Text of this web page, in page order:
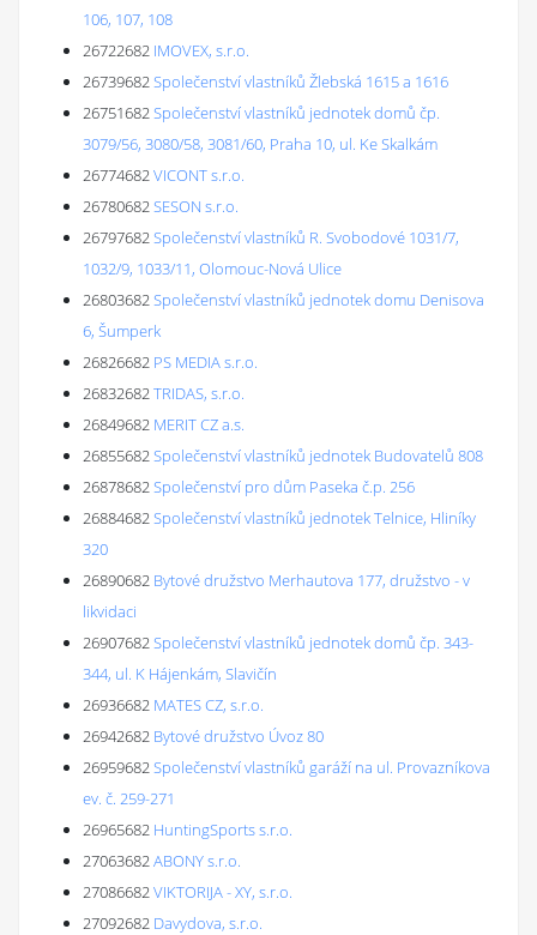
106, 107, 108
26722682 IMOVEX, s.r.o.
26739682Společenství vlastníků Žlebská 1615 a 1616
26751682Společenství vlastníků jednotek domů čp.
3079/56, 3080/58, 3081/60, Praha 10, ul. Ke Skalkám
26774682VICONT s.r.o.
26780682SESON s.r.o.
26797682Společenství vlastníků R. Svobodové 1031/7,
1032/9, 1033/11, Olomouc-Nová Ulice
26803682Společenství vlastníků jednotek domu Denisova
6, Šumperk
26826682 PS MEDIA s.r.o.
26832682TRIDAS, s.r.o.
26849682 MERIT CZ a.s.
26855682Společenství vlastníků jednotek Budovatelů 808
26878682Společenství pro dům Paseka č.p. 256
26884682Společenství vlastníků jednotek Telnice, Hliníky
320
26890682 Bytové družstvo Merhautova 177, družstvo - v
likvidaci
26907682Společenství vlastníků jednotek domů čp. 343-
344, ul. K Hájenkám, Slavičín
26936682 MATES CZ, s.r.o.
26942682 Bytové družstvo Úvoz 80
26959682Společenství vlastníků garáží na ul. Provazníkova
ev. č. 259-271
26965682 HuntingSports s.r.o.
27063682ABONY s.r.o.
27086682VIKTORIJA - XY, s.r.o.
27092682 Davydova, s.r.o.